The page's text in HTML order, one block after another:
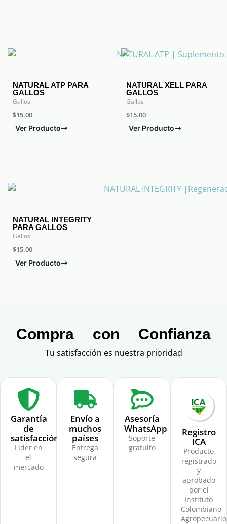
NATURAL ATP PARA
GALLOS
Gallos
$15.00
Ver Producto
NATURAL XELL PARA
GALLOS
Gallos
$15.00
Ver Producto
NATURAL INTEGRITY
PARA GALLOS
Gallos
$15.00
Ver Producto
Compra con Confianza
Tu satisfacción es nuestra prioridad
Garantía
de
satisfacción
Líder en
el
mercado
Envío a
muchos
países
Entrega
segura
Asesoría
WhatsApp
Soporte
gratuito
Registro
ICA
Producto
registrado
y
aprobado
por el
Instituto
Colombiano
Agropecuario